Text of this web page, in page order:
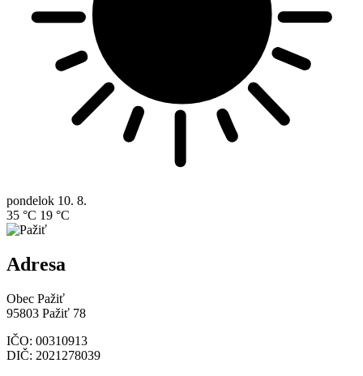
pondelok 10. 8.
35 °C 19 °C
Adresa
Obec Pažiť
95803 Pažiť 78
IČO: 00310913
DIČ: 2021278039